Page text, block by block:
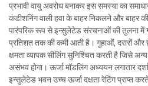
प्रभावी वायु अवरोध बनाकर इस समस्या का
कंडीशनिंग वाली हवा के बाहर निकलने और बाहर
पारंपरिक रूप से इन्सुलेटेड संरचनाओं की तुलना में
प्रतिशत तक की कमी आती है। गुहाओं, दरारों और
क्षमता व्यापक सीलिंग सुनिश्चित करती है जिसे
असंभव होगा। ऊर्जा मॉडलिंग अध्ययन लगातार
इन्सुलेटेड भवन उच्च ऊर्जा दक्षता रेटिंग प्राप्त